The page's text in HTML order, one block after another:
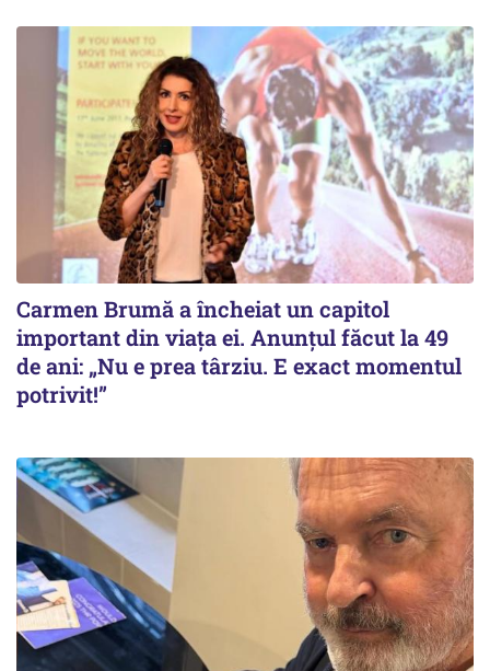
Carmen Brumă a încheiat un capitol
important din viața ei. Anunțul făcut la 49
de ani: „Nu e prea târziu. E exact momentul
potrivit!”